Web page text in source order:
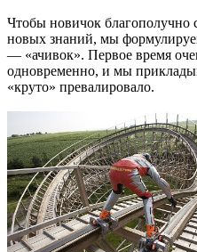
Чтобы новичок благополучно
новых знаний, мы
— «ачивок». Первое время
одновременно, и мы
«круто» превалировало.